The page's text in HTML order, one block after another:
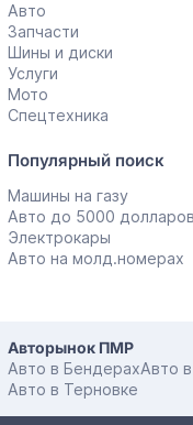
Авто
Запчасти
Шины и диски
Услуги
Мото
Спецтехника
Популярный поиск
Машины на газу
Авто до 5000 долларов
Электрокары
Авто на молд.номерах
Авторынок ПМР
Авто в БендерахАвто
Авто в Терновке